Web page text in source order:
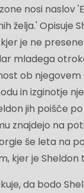
nosi naslov
želja.' Opisuje
je ne
mladega
ob njegovem
in izginotje
jih poišče
znajdejo na
še leta na
kjer je Sheldon
da bodo